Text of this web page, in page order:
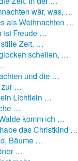
wär, was, …
als Weihnachten …
ist Freude …
stille Zeit, …
schellen, …
und die …
zur …
Lichtlein …
…
komm ich …
das Christkind …
Bäume …
…